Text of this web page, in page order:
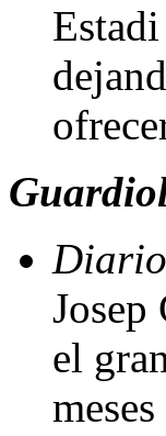
el